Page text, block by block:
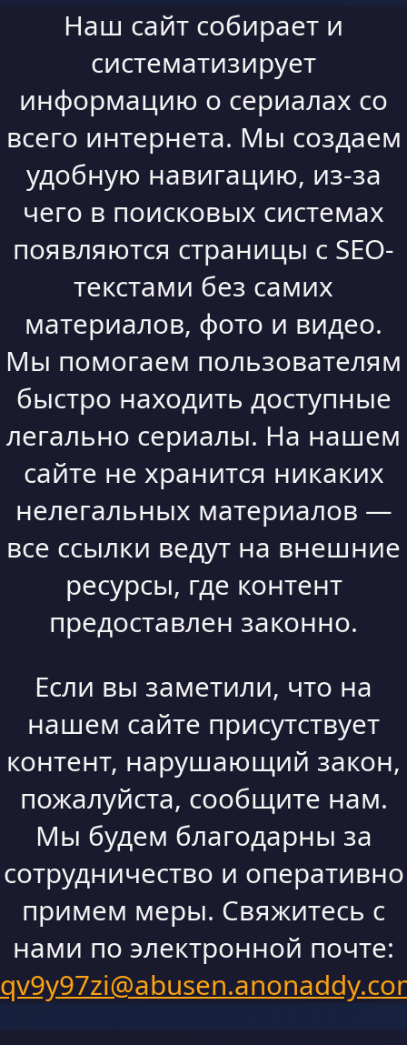
Наш сайт собирает и
систематизирует
информацию о сериалах со
всего интернета. Мы создаем
удобную навигацию, из-за
чего в поисковых системах
появляются страницы с SEO-
текстами без самих
материалов, фото и видео.
Мы помогаем пользователям
быстро находить доступные
легально сериалы. На нашем
сайте не хранится никаких
нелегальных материалов —
все ссылки ведут на внешние
ресурсы, где контент
предоставлен законно.
Если вы заметили, что на
нашем сайте присутствует
контент, нарушающий закон,
пожалуйста, сообщите нам.
Мы будем благодарны за
сотрудничество и оперативно
примем меры. Свяжитесь с
нами по электронной почте: